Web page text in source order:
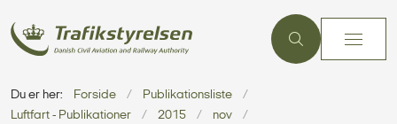
Du er her: Forside
Publikationsliste
Luftfart - Publikationer
2015
nov